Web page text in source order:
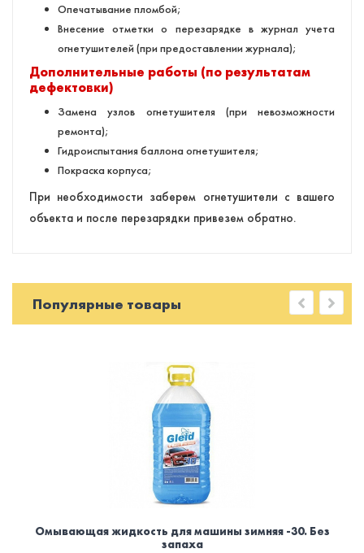
Опечатывание пломбой;
Внесение отметки о перезарядке в журнал учета
огнетушителей (при предоставлении журнала);
Дополнительные работы (по результатам
дефектовки)
Замена узлов огнетушителя (при невозможности
ремонта);
Гидроиспытания баллона огнетушителя;
Покраска корпуса;
При необходимости заберем огнетушители с вашего
объекта и после перезарядки привезем обратно.
Популярные товары
Омывающая жидкость для машины зимняя -30. Без
запаха